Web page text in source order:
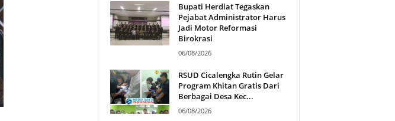
Bupati Herdiat Tegaskan
Pejabat Administrator Harus
Jadi Motor Reformasi
Birokrasi
06/08/2026
RSUD Cicalengka Rutin Gelar
Program Khitan Gratis Dari
Berbagai Desa Kec...
06/08/2026